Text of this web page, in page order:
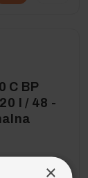
C BP
l / 48 -
×